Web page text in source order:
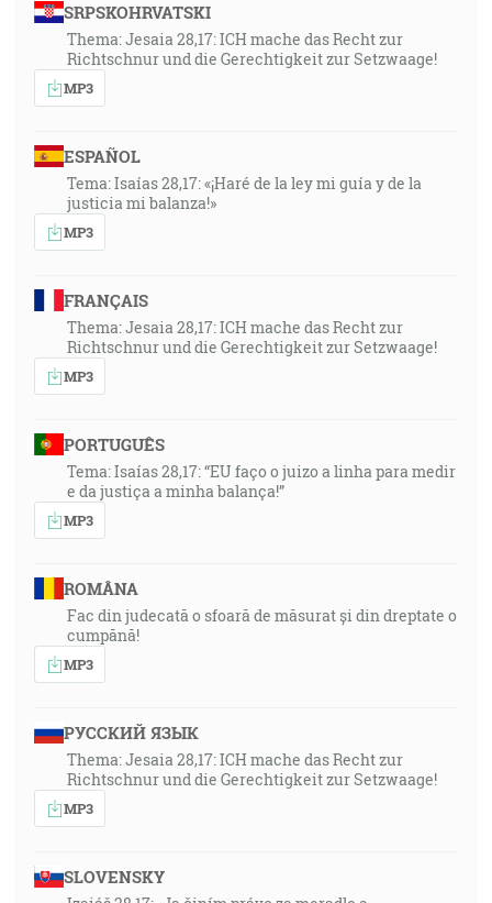
SRPSKOHRVATSKI
Thema: Jesaia 28,17: ICH mache das Recht zur
Richtschnur und die Gerechtigkeit zur Setzwaage!
MP3
ESPAÑOL
Tema: Isaías 28,17: «¡Haré de la ley mi guía y de la
justicia mi balanza!»
MP3
FRANÇAIS
Thema: Jesaia 28,17: ICH mache das Recht zur
Richtschnur und die Gerechtigkeit zur Setzwaage!
MP3
PORTUGUÊS
Tema: Isaías 28,17: “EU faço o juizo a linha para medir
e da justiça a minha balança!”
MP3
ROMÂNA
Fac din judecată o sfoară de măsurat și din dreptate o
cumpănă!
MP3
РУССКИЙ ЯЗЫК
Thema: Jesaia 28,17: ICH mache das Recht zur
Richtschnur und die Gerechtigkeit zur Setzwaage!
MP3
SLOVENSKY